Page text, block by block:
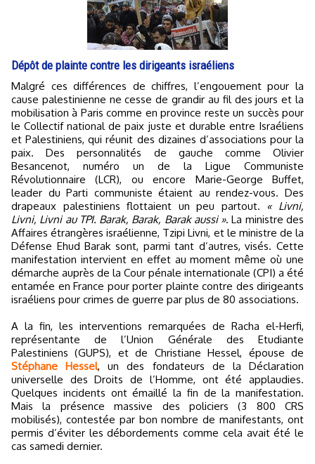
Dépôt de plainte contre les dirigeants israéliens
Malgré ces différences de chiffres, l’engouement pour la
cause palestinienne ne cesse de grandir au fil des jours et la
mobilisation à Paris comme en province reste un succès pour
le Collectif national de paix juste et durable entre Israéliens
et Palestiniens, qui réunit des dizaines d’associations pour la
paix. Des personnalités de gauche comme Olivier
Besancenot, numéro un de la Ligue Communiste
Révolutionnaire (LCR), ou encore Marie-George Buffet,
leader du Parti communiste étaient au rendez-vous. Des
drapeaux palestiniens flottaient un peu partout. « Livni,
Livni, Livni au TPI. Barak, Barak, Barak aussi ». La ministre des
Affaires étrangères israélienne, Tzipi Livni, et le ministre de la
Défense Ehud Barak sont, parmi tant d’autres, visés. Cette
manifestation intervient en effet au moment même où une
démarche auprès de la Cour pénale internationale (CPI) a été
entamée en France pour porter plainte contre des dirigeants
israéliens pour crimes de guerre par plus de 80 associations.
A la fin, les interventions remarquées de Racha el-Herfi,
représentante de l’Union Générale des Etudiante
Palestiniens (GUPS), et de Christiane Hessel, épouse de
Stéphane Hessel, un des fondateurs de la Déclaration
universelle des Droits de l’Homme, ont été applaudies.
Quelques incidents ont émaillé la fin de la manifestation.
Mais la présence massive des policiers (3 800 CRS
mobilisés), contestée par bon nombre de manifestants, ont
permis d’éviter les débordements comme cela avait été le
cas samedi dernier.